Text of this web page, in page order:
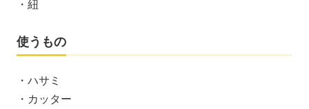
・紐
使うもの
・ハサミ
・カッター